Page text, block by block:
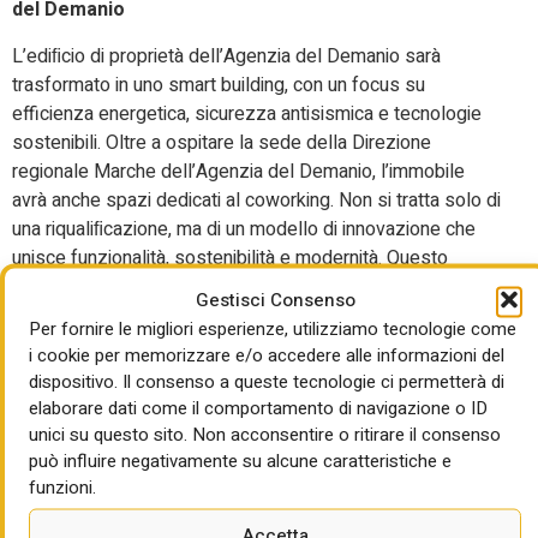
Gestisci Consenso
Per fornire le migliori esperienze, utilizziamo tecnologie come
i cookie per memorizzare e/o accedere alle informazioni del
dispositivo. Il consenso a queste tecnologie ci permetterà di
elaborare dati come il comportamento di navigazione o ID
unici su questo sito. Non acconsentire o ritirare il consenso
può influire negativamente su alcune caratteristiche e
funzioni.
del Demanio
L’ediﬁcio di proprietà dell’Agenzia del Demanio sarà
trasformato in uno smart building, con un focus su
efficienza energetica, sicurezza antisismica e tecnologie
sostenibili. Oltre a ospitare la sede della Direzione
regionale Marche dell’Agenzia del Demanio, l’immobile
avrà anche spazi dedicati al coworking. Non si tratta solo di
una riqualiﬁcazione, ma di un modello di innovazione che
unisce funzionalità, sostenibilità e modernità. Questo
progetto restituirà valore al patrimonio pubblico e offrirà un
ambiente di lavoro all’avanguardia, pronto per le sﬁde
future.
5. Parco “La Cittadella”
Nel quartiere Capodimonte, sulla sommità del colle
Astagno, sorge la Cittadella, un capolavoro dell’architettura
rinascimentale progettata da Antonio da Sangallo nel 1532.
Il Parco della Cittadella, che si estende nell’antico campo